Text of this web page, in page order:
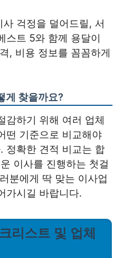
걱정을 덜어드릴, 서
스트 5와 함께 용달이
, 비용 정보를 꼼꼼하게
게 찾을까요?
감하기 위해 여러 업체
떤 기준으로 비교해야
정확한 견적 비교는 합
이사를 진행하는 첫걸
분에게 딱 맞는 이사업
가시길 바랍니다.
리스트 및 업체